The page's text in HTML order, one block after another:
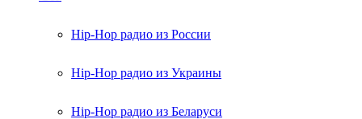
Hip-Hop радио из России
Hip-Hop радио из Украины
Hip-Hop радио из Беларуси